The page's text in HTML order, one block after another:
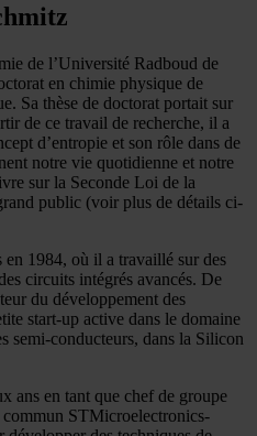
de l’Université Radboud de
en chimie physique de
Sa thèse de doctorat portait sur
de ce travail de recherche, il a
d’entropie et son rôle dans de
notre vie quotidienne et notre
sur la Seconde Loi de la
public (voir plus de détails ci-
1984, où il a travaillé sur des
circuits intégrés avancés. De
du développement des
start-up active dans le domaine
semi-conducteurs, dans la Silicon
ans en tant que chef de groupe
commun STMicroelectronics-